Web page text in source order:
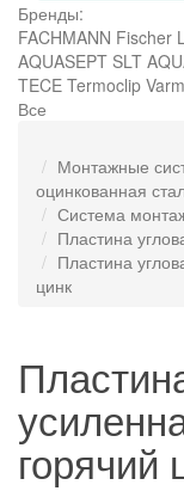
Бренды:
FACHMANN Fischer
AQUASEPT SLT
TECE Termoclip
Все
Монтажные
оцинкованная
Система
Пластина
Пластина
цинк
горячий